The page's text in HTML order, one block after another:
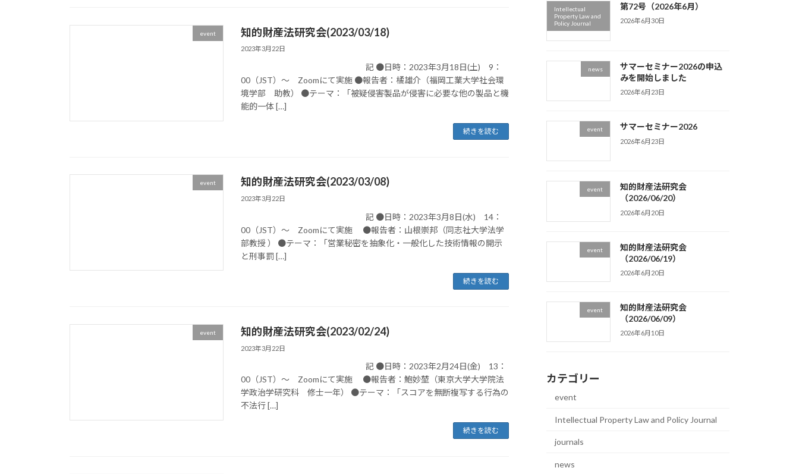
event 知的財産法研究会(2023/03/18)
2023年3月22日
記 ●日時：2023年3月18日(土) 9：
00（JST）～ Zoomにて実施 ●報告者：橘雄介（福岡工業大学社会環
境学部 助教） ●テーマ：「被疑侵害製品が侵害に必要な他の製品と機
能的一体 […]
続きを読む
event 知的財産法研究会(2023/03/08)
2023年3月22日
記 ●日時：2023年3月8日(水) 14：
00（JST）～ Zoomにて実施 ●報告者：山根崇邦（同志社大学法学
部教授 ） ●テーマ：「営業秘密を抽象化・一般化した技術情報の開示
と刑事罰 […]
続きを読む
event 知的財産法研究会(2023/02/24)
2023年3月22日
記 ●日時：2023年2月24日(金) 13：
00（JST）～ Zoomにて実施 ●報告者：鮑妙堃（東京大学大学院法
学政治学研究科 修士一年） ●テーマ：「スコアを無断複写する行為の
不法行 […]
続きを読む
Intellectual
Property Law and
Policy Journal
第72号（2026年6月）
2026年6月30日
news
サマーセミナー2026の申込
みを開始しました
2026年6月23日
event サマーセミナー2026
2026年6月23日
event
知的財産法研究会
（2026/06/20）
2026年6月20日
event
知的財産法研究会
（2026/06/19）
2026年6月20日
event
知的財産法研究会
（2026/06/09）
2026年6月10日
カテゴリー
event
Intellectual Property Law and Policy Journal
journals
news